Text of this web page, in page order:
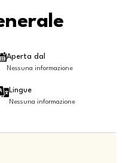
Aperta dal
Nessuna informazione
Lingue
Nessuna informazione